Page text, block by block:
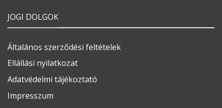
JOGI DOLGOK
Általános szerződési feltételek
Ellállási nyilatkozat
Adatvédelmi tájékoztató
Impresszum